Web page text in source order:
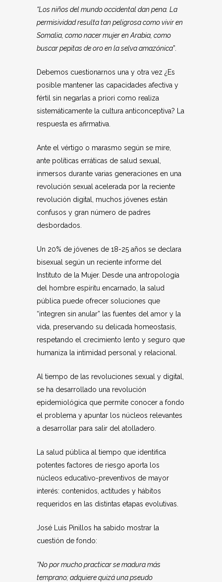
“Los niños del mundo occidental dan pena. La
permisividad resulta tan peligrosa como vivir en
Somalia, como nacer mujer en Arabia, como
buscar pepitas de oro en la selva amazónica”.
Debemos cuestionarnos una y otra vez ¿Es
posible mantener las capacidades afectiva y
fértil sin negarlas a priori como realiza
sistemáticamente la cultura anticonceptiva? La
respuesta es afirmativa.
Ante el vértigo o marasmo según se mire,
ante políticas erráticas de salud sexual,
inmersos durante varias generaciones en una
revolución sexual acelerada por la reciente
revolución digital, muchos jóvenes están
confusos y gran número de padres
desbordados.
Un 20% de jóvenes de 18-25 años se declara
bisexual según un reciente informe del
Instituto de la Mujer. Desde una antropología
del hombre espíritu encarnado, la salud
pública puede ofrecer soluciones que
“integren sin anular” las fuentes del amor y la
vida, preservando su delicada homeostasis,
respetando el crecimiento lento y seguro que
humaniza la intimidad personal y relacional.
Al tiempo de las revoluciones sexual y digital,
se ha desarrollado una revolución
epidemiológica que permite conocer a fondo
el problema y apuntar los núcleos relevantes
a desarrollar para salir del atolladero.
La salud pública al tiempo que identifica
potentes factores de riesgo aporta los
núcleos educativo-preventivos de mayor
interés: contenidos, actitudes y hábitos
requeridos en las distintas etapas evolutivas.
José Luis Pinillos ha sabido mostrar la
cuestión de fondo:
“No por mucho practicar se madura más
temprano; adquiere quizá una pseudo